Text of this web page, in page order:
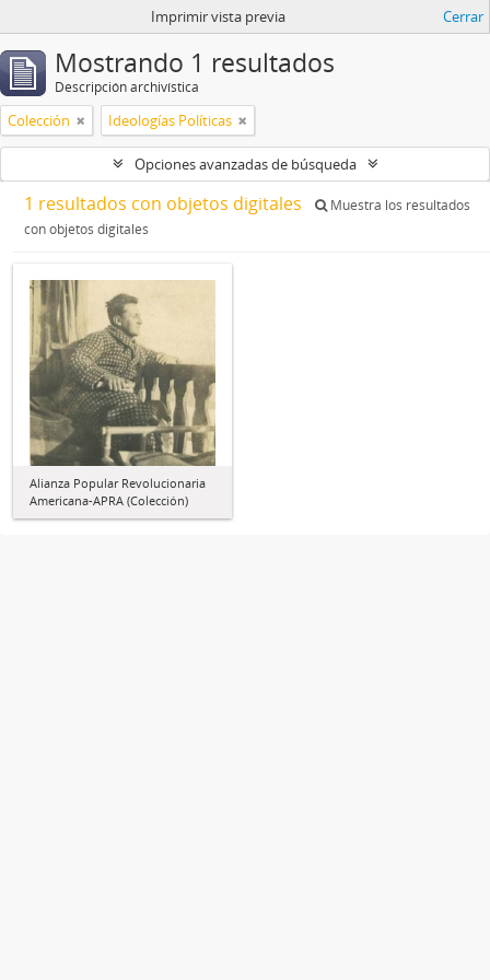
Imprimir vista previa Cerrar
Mostrando 1 resultados
Descripción archivística
Colección Ideologías Políticas
Opciones avanzadas de búsqueda
1 resultados con objetos digitales
Muestra los resultados
con objetos digitales
Alianza Popular Revolucionaria
Americana-APRA (Colección)